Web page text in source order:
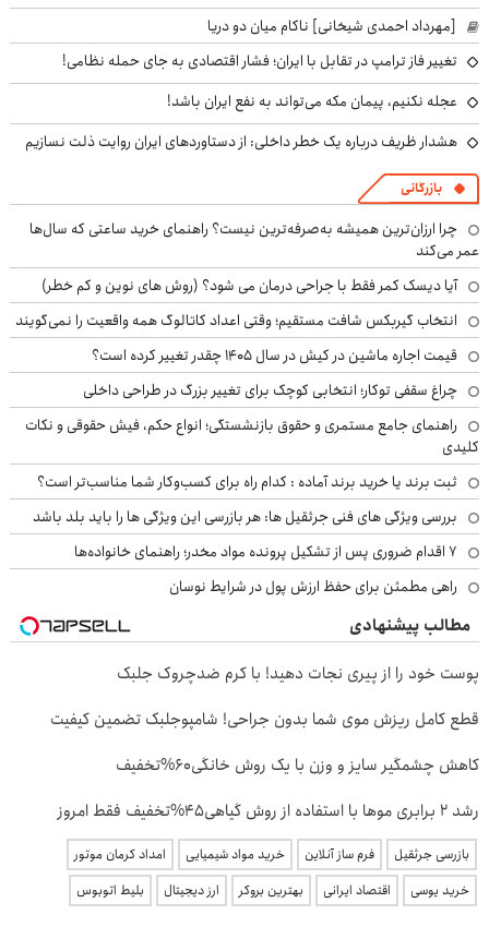
[مهرداد احمدی شیخانی] ناکام میان دو دریا
تغییر فاز ترامپ در تقابل با ایران؛ فشار اقتصادی به جای حمله نظامی!
عجله نکنیم، پیمان مکه می‌تواند به نفع ایران باشد!
هشدار ظریف درباره یک خطر داخلی: از دستاوردهای ایران روایت ذلت نسازیم
بازرگانی
چرا ارزان‌ترین همیشه به‌صرفه‌ترین نیست؟ راهنمای خرید ساعتی که سال‌ها
عمر می‌کند
آیا دیسک کمر فقط با جراحی درمان می شود؟ (روش های نوین و کم خطر)
انتخاب گیربکس شافت مستقیم؛ وقتی اعداد کاتالوگ همه واقعیت را نمی‌گویند
قیمت اجاره ماشین در کیش در سال ۱۴۰۵ چقدر تغییر کرده است؟
چراغ سقفی توکار؛ انتخابی کوچک برای تغییر بزرگ در طراحی داخلی
راهنمای جامع مستمری و حقوق بازنشستگی؛ انواع حکم، فیش حقوقی و نکات
کلیدی
ثبت برند یا خرید برند آماده : کدام راه برای کسب‌وکار شما مناسب‌تر است؟
بررسی ویژگی های فنی جرثقیل ها: هر بازرسی این ویژگی ها را باید بلد باشد
۷ اقدام ضروری پس از تشکیل پرونده مواد مخدر؛ راهنمای خانواده‌ها
راهی مطمئن برای حفظ ارزش پول در شرایط نوسان
مطالب پیشنهادی
پوست خود را از پیری نجات دهید! با کرم ضدچروک جلبک
قطع کامل ریزش موی شما بدون جراحی! شامپوجلبک تضمین کیفیت
کاهش چشمگیر سایز و وزن با یک روش خانگی60%تخفیف
رشد 2 برابری موها با استفاده از روش گیاهی45%تخفیف فقط امروز
بازرسی جرثقیل فرم ساز آنلاین خرید مواد شیمیایی
امداد کرمان موتور
خرید یوسی
اقتصاد ایرانی بهترین بروکر ارز دیجیتال بلیط اتوبوس